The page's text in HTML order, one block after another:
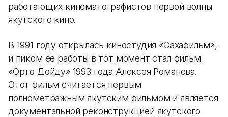
работающих кинематографистов первой волны
якутского кино.
В 1991 году открылась киностудия «Сахафильм»,
и пиком ее работы в тот момент стал фильм
«Орто Дойду» 1993 года Алексея Романова.
Этот фильм считается первым
полнометражным якутским фильмом и является
документальной реконструкцией якутского